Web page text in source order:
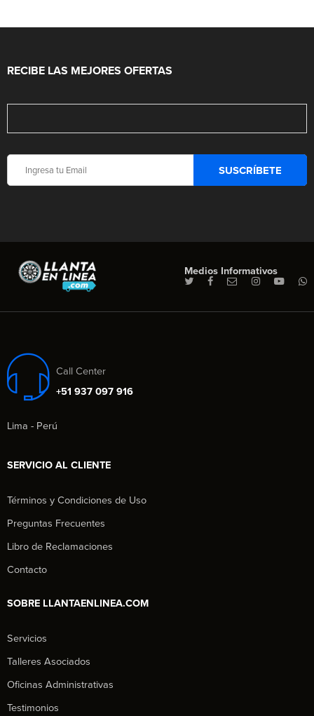
RECIBE LAS MEJORES OFERTAS
Medios Informativos
Call Center
+51 937 097 916
Lima - Perú
SERVICIO AL CLIENTE
Términos y Condiciones de Uso
Preguntas Frecuentes
Libro de Reclamaciones
Contacto
SOBRE LLANTAENLINEA.COM
Servicios
Talleres Asociados
Oficinas Administrativas
Testimonios